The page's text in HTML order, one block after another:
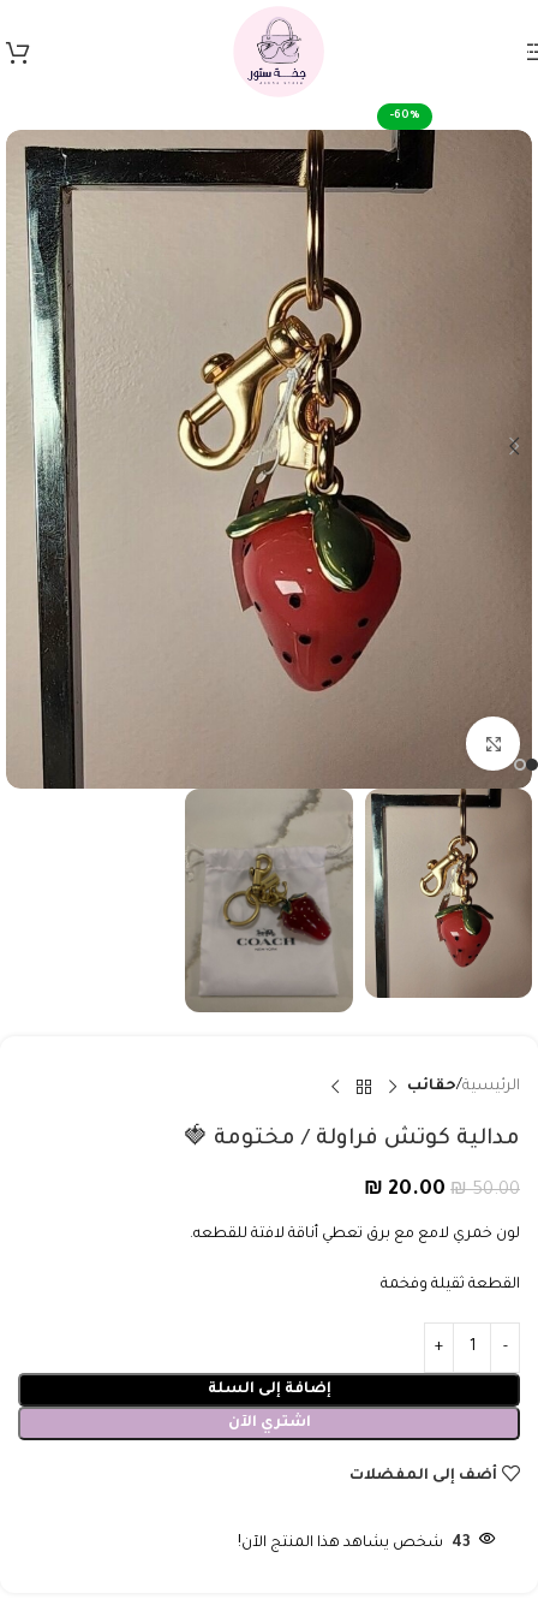
Skip to main content
-60%
Click to enlarge
الرئيسية حقائب
مدالية كوتش فراولة / مختومة 🍓
₪50.00
₪ 20.00
لون خمري لامع مع برق تعطي أناقة لافتة للقطعه.
القطعة ثقيلة وفخمة
إضافة إلى السلة
اشتري الآن
أضف إلى المفضلات
43 شخص يشاهد هذا المنتج الآن!